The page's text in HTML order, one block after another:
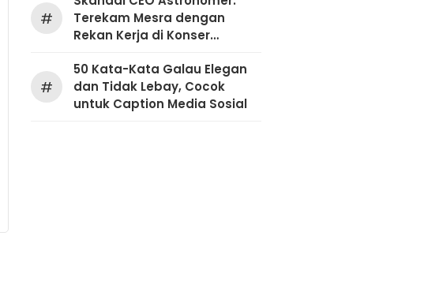
#
Terekam Mesra dengan
Rekan Kerja di Konser
#
50 Kata-Kata Galau Elegan
dan Tidak Lebay, Cocok
untuk Caption Media Sosial